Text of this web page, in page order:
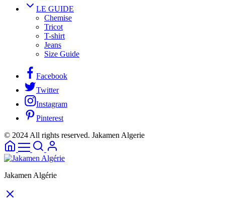
LE GUIDE
Chemise
Tricot
T-shirt
Jeans
Size Guide
Facebook
Twitter
Instagram
Pinterest
© 2024 All rights reserved. Jakamen Algerie
Jakamen Algérie